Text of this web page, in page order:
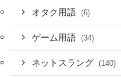
オタク用語 (6)
ゲーム用語 (34)
ネットスラング (140)